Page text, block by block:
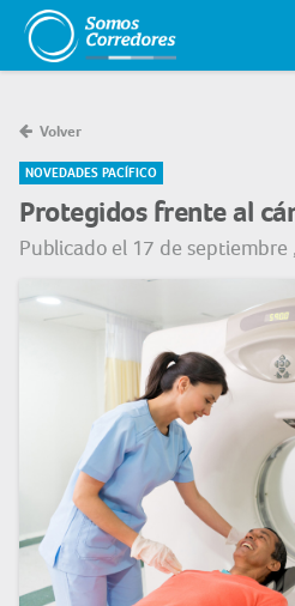
Volver
NOVEDADES PACÍFICO
Protegidos frente al
Publicado el 17 de septiembre